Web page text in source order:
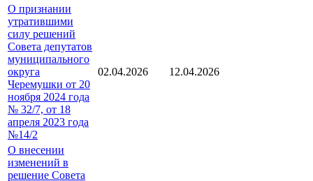
О признании
утратившими
силу решений
Совета депутатов
муниципального
округа
Черемушки от 20
ноября 2024 года
№ 32/7, от 18
апреля 2023 года
№14/2
02.04.2026 12.04.2026
О внесении
изменений в
решение Совета